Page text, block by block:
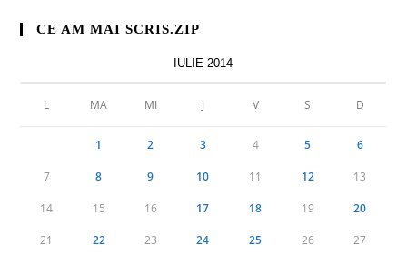
CE AM MAI SCRIS.ZIP
IULIE 2014
L MA MI J V S D
1 2 3 4 5 6
7 8 9 10 11 12 13
14 15 16 17 18 19 20
21 22 23 24 25 26 27